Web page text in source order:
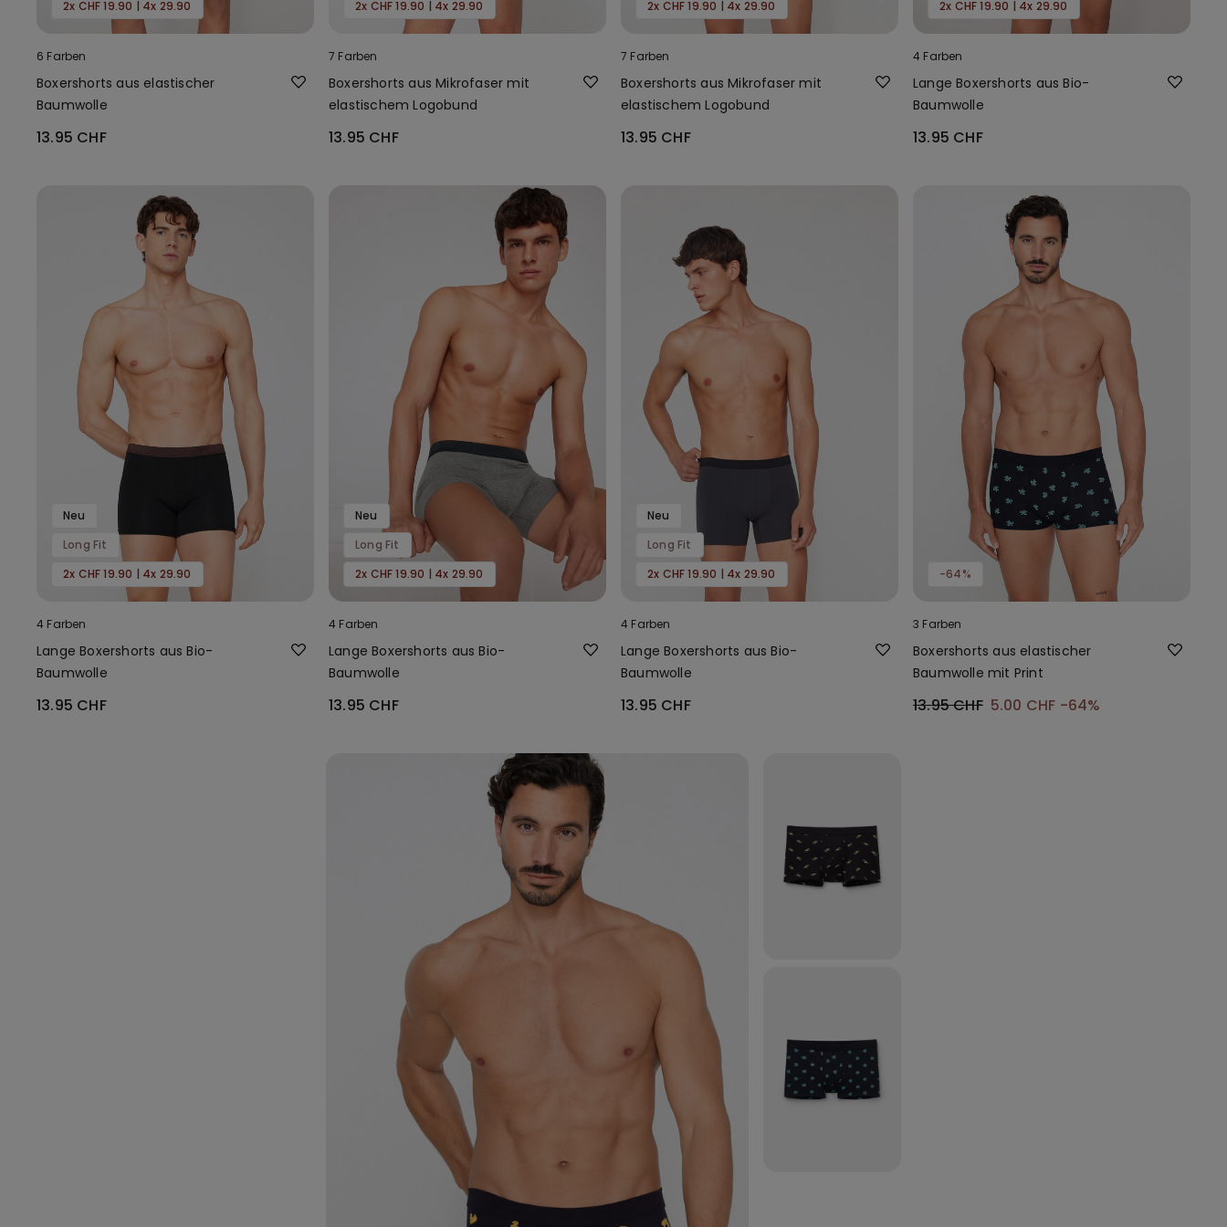
2x CHF 19.90 | 4x 29.90
6 Farben
Boxershorts aus elastischer
Baumwolle
13.95 CHF
2x CHF 19.90 | 4x 29.90
7 Farben
Boxershorts aus Mikrofaser mit
elastischem Logobund
13.95 CHF
2x CHF 19.90 | 4x 29.90
7 Farben
Boxershorts aus Mikrofaser mit
elastischem Logobund
13.95 CHF
2x CHF 19.90 | 4x 29.90
4 Farben
Lange Boxershorts aus Bio-
Baumwolle
13.95 CHF
Neu
Long Fit
2x CHF 19.90 | 4x 29.90
4 Farben
Lange Boxershorts aus Bio-
Baumwolle
13.95 CHF
Neu
Long Fit
2x CHF 19.90 | 4x 29.90
4 Farben
Lange Boxershorts aus Bio-
Baumwolle
13.95 CHF
Neu
Long Fit
2x CHF 19.90 | 4x 29.90
4 Farben
Lange Boxershorts aus Bio-
Baumwolle
13.95 CHF
-64%
3 Farben
Boxershorts aus elastischer
Baumwolle mit Print
13.95 CHF 5.00 CHF -64%